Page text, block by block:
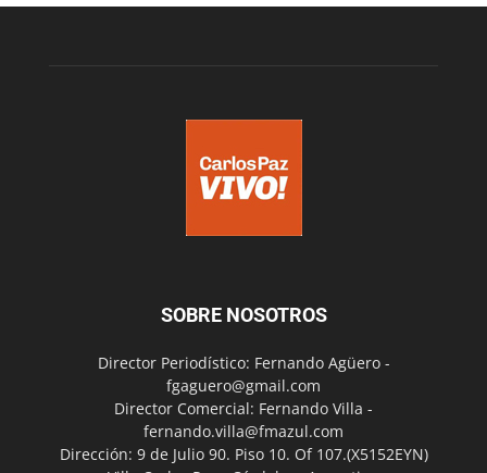
SOBRE NOSOTROS
Director Periodístico: Fernando Agüero -
fgaguero@gmail.com
Director Comercial: Fernando Villa -
fernando.villa@fmazul.com
Dirección: 9 de Julio 90. Piso 10. Of 107.(X5152EYN)